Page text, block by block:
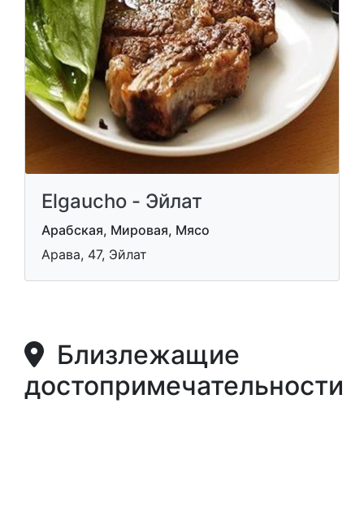
Elgaucho - Эйлат
Арабская, Мировая, Мясо
Арава, 47, Эйлат
Близлежащие
достопримечательности